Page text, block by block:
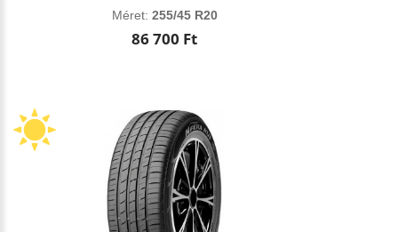
Méret: 255/45 R20
86 700 Ft